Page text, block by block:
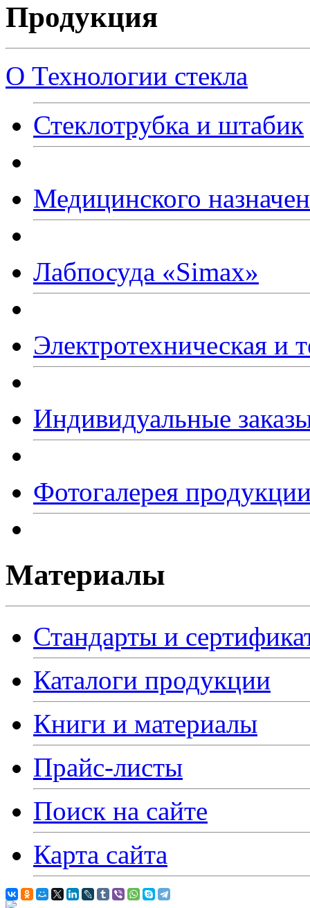
Продукция
О Технологии стекла
Стеклотрубка и штабик
Медицинского
Лабпосуда «Simax»
Электротехническая и
Индивидуальные
Фотогалерея
Материалы
Стандарты и
Каталоги продукции
Книги и материалы
Прайс-листы
Поиск на сайте
Карта сайта